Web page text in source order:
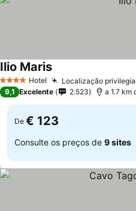
4 EstrelasHotel Localização
Ilio Maris
9,1 Excelente 2.523 a 1.7 km
De € 123
Consulte os preços de 9 sites